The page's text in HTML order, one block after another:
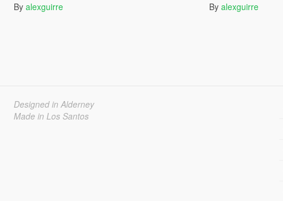
By alexguirre By alexguirre
Designed in Alderney
Made in Los Santos